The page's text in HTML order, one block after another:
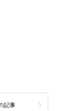
記事